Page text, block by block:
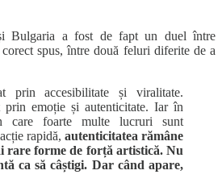
Bulgaria a fost de fapt un duel între
spus, între două feluri diferite de a
prin accesibilitate și viralitate.
prin emoție și autenticitate. Iar în
care foarte multe lucruri sunt
rapidă, autenticitatea rămâne
rare forme de forță artistică. Nu
ca să câștigi. Dar când apare,